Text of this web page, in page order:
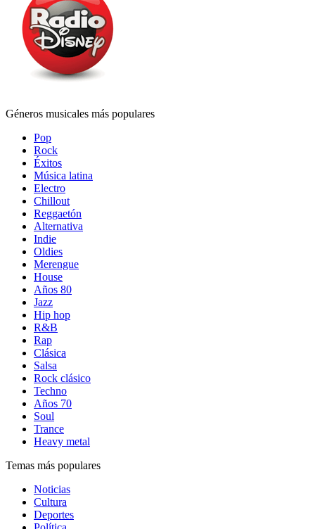
Géneros musicales más populares
Pop
Rock
Éxitos
Música latina
Electro
Chillout
Reggaetón
Alternativa
Indie
Oldies
Merengue
House
Años 80
Jazz
Hip hop
R&B
Rap
Clásica
Salsa
Rock clásico
Techno
Años 70
Soul
Trance
Heavy metal
Temas más populares
Noticias
Cultura
Deportes